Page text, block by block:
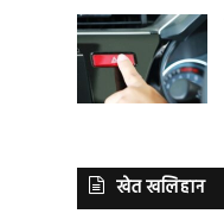
खेत खलिहान